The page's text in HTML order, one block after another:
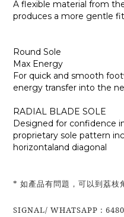
A flexible material from
produces a more gentle
Round Sole
Max Energy
For quick and smooth
energy transfer into the
RADIAL BLADE SOLE
Designed for confidence
proprietary sole pattern
horizontaland diagonal
* 如產品有問題，可以到荔枝
SIGNAL/ WHATSAPP :